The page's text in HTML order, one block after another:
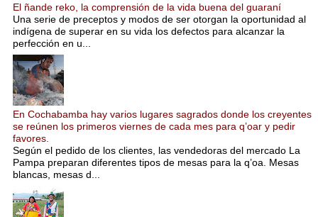
El ñande reko, la comprensión de la vida buena del guaraní
Una serie de preceptos y modos de ser otorgan la oportunidad al
indígena de superar en su vida los defectos para alcanzar la
perfección en u...
En Cochabamba hay varios lugares sagrados donde los creyentes
se reúnen los primeros viernes de cada mes para q’oar y pedir
favores.
Según el pedido de los clientes, las vendedoras del mercado La
Pampa preparan diferentes tipos de mesas para la q’oa. Mesas
blancas, mesas d...